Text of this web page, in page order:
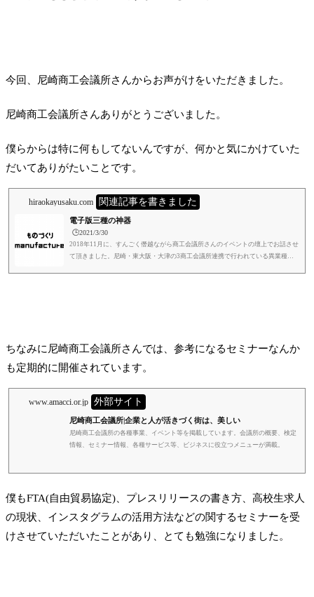
今回、尼崎商工会議所さんからお声がけをいただきました。
尼崎商工会議所さんありがとうございました。
僕らからは特に何もしてないんですが、何かと気にかけていた
だいてありがたいことです。
hiraokayusaku.com 関連記事を書きました
電子版三種の神器
🕒️2021/3/30
2018年11月に、すんごく僭越ながら商工会議所さんのイベントの壇上でお話させ
て頂きました。尼崎・東大阪・大津の3商工会議所連携で行われている異業種イ
ちなみに尼崎商工会議所さんでは、参考になるセミナーなんか
も定期的に開催されています。
www.amacci.or.jp 外部サイト
尼崎商工会議所|企業と人が活きづく街は、美しい
尼崎商工会議所の各種事業、イベント等を掲載しています。会議所の概要、検定
情報、セミナー情報、各種サービス等、ビジネスに役立つメニューが満載。
僕もFTA(自由貿易協定)、プレスリリースの書き方、高校生求人
の現状、インスタグラムの活用方法などの関するセミナーを受
けさせていただいたことがあり、とても勉強になりました。